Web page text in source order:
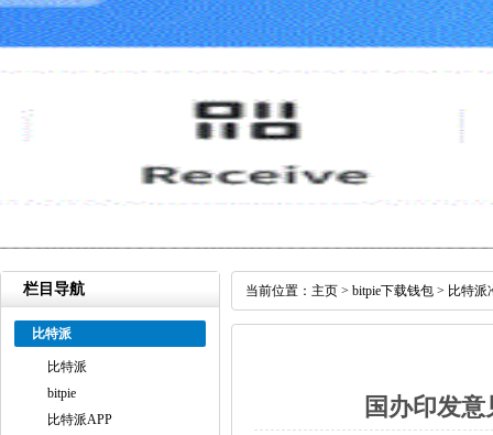
栏目导航
比特派
比特派
bitpie
比特派APP
当前位置： 主页 > bitpie下载钱包 > 比特派
国办印发